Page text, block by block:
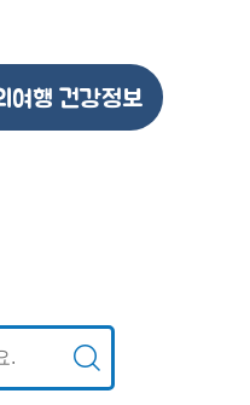
여행 건강정보